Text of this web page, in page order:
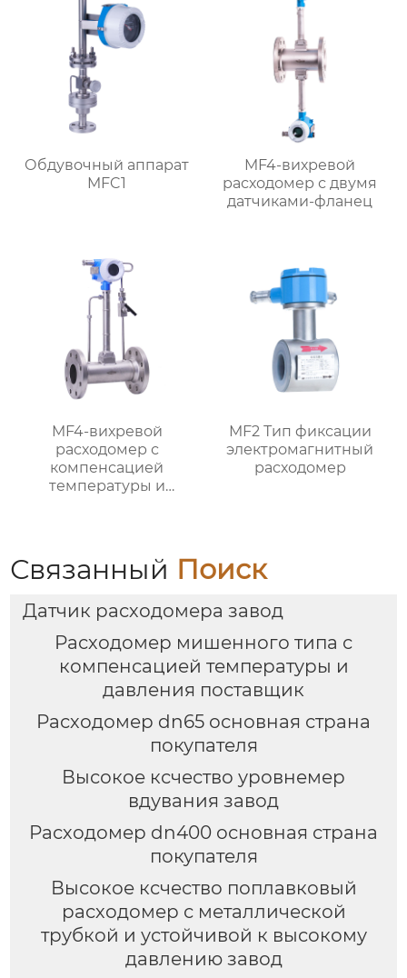
Обдувочный аппарат
MFC1
MF4-вихревой
расходомер с двумя
датчиками-фланец
MF4-вихревой
расходомер с
компенсацией
температуры и
MF2 Тип фиксации
электромагнитный
расходомер
Связанный Поиск
Датчик расходомера завод
Расходомер мишенного типа с
компенсацией температуры и
давления поставщик
Расходомер dn65 основная страна
покупателя
Высокое ксчество уровнемер
вдувания завод
Расходомер dn400 основная страна
покупателя
Высокое ксчество поплавковый
расходомер с металлической
трубкой и устойчивой к высокому
давлению завод